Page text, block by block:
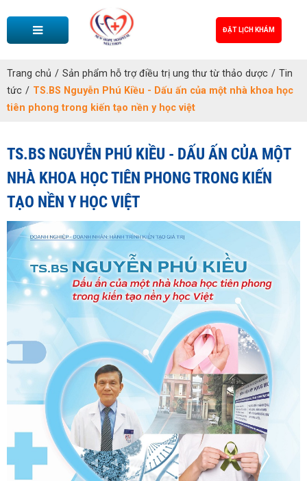
ĐẶT LỊCH KHÁM
Trang chủ / Sản phẩm hỗ trợ điều trị ung thư từ thảo dược / Tin
tức / TS.BS Nguyễn Phú Kiều - Dấu ấn của một nhà khoa học
tiên phong trong kiến tạo nền y học việt
TS.BS NGUYỄN PHÚ KIỀU - DẤU ẤN CỦA MỘT
NHÀ KHOA HỌC TIÊN PHONG TRONG KIẾN
TẠO NỀN Y HỌC VIỆT